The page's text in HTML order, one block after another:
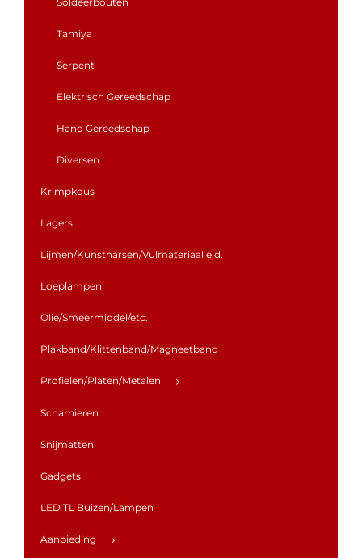
Tamiya
Serpent
Elektrisch Gereedschap
Hand Gereedschap
Diversen
Krimpkous
Lagers
Lijmen/Kunstharsen/Vulmateriaal e.d.
Loeplampen
Olie/Smeermiddel/etc.
Plakband/Klittenband/Magneetband
Profielen/Platen/Metalen
Scharnieren
Snijmatten
Gadgets
LED TL Buizen/Lampen
Aanbieding